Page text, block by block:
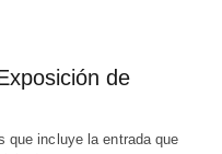
de
que incluye la entrada que